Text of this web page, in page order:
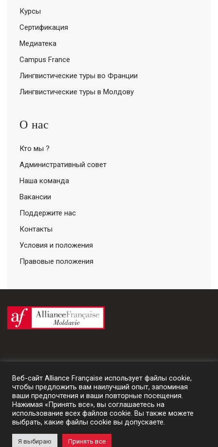
Курсы
Сертификация
Медиатека
Campus France
Лингвистические туры во Франции
Лингвистические туры в Молдову
О нас
Кто мы ?
Административный совет
Наша команда
Вакансии
Поддержите нас
Контакты
Условия и положения
Правовые положения
© 2024 Alliance Française de Moldavie | un site
Веб-сайт Alliance Française использует файлы cookie,
чтобы предложить вам наилучший опыт, запоминая
ваши предпочтения и ваши повторные посещения.
Нажимая «Принять все», вы соглашаетесь на
использование всех файлов cookie. Вы также можете
выбрать, какие файлы cookie вы допускаете.
Я выбираю Принять все